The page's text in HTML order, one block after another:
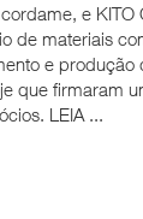
e KITO
de materiais
e produção
que firmaram
LEIA ...